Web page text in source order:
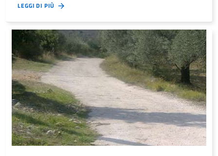
LEGGI DI PIÙ